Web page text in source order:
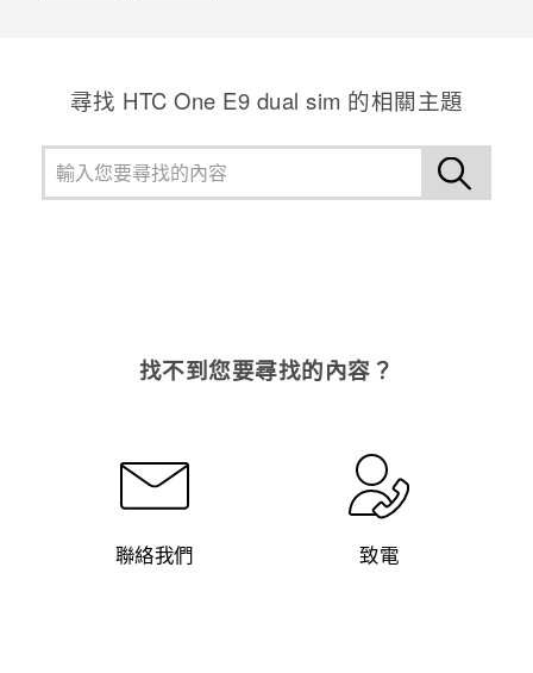
尋找 HTC One E9 dual sim 的相關主題
找不到您要尋找的內容？
聯絡我們 致電